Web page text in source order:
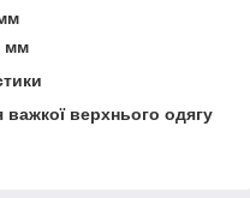
мм
важкої верхнього одягу